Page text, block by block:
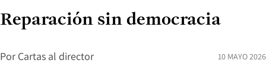
Reparación sin democracia
Por Cartas al director 10 MAYO 2026